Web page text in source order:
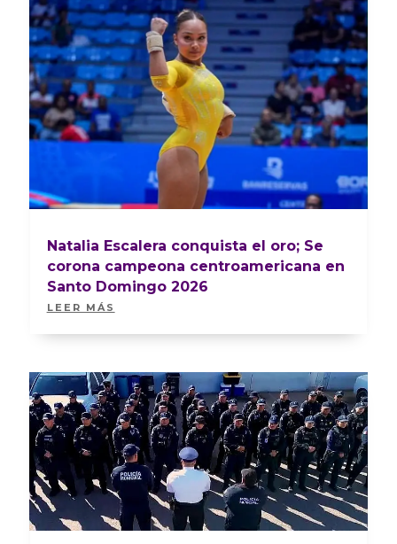
Natalia Escalera conquista el oro; Se
corona campeona centroamericana en
Santo Domingo 2026
LEER MÁS